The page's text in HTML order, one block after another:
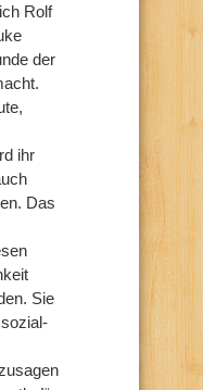
Rolf
der
ihr
Das
Sie